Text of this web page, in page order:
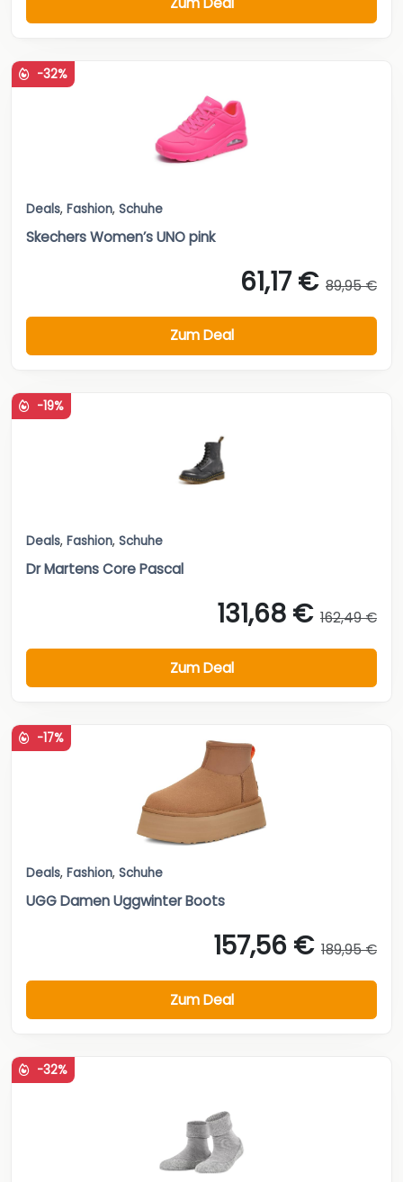
-32%
Deals, Fashion, Schuhe
Skechers Women’s UNO pink
61,17 € 89,95 €
Zum Deal
-19%
Deals, Fashion, Schuhe
Dr Martens Core Pascal
131,68 € 162,49 €
Zum Deal
-17%
Deals, Fashion, Schuhe
UGG Damen Uggwinter Boots
157,56 € 189,95 €
Zum Deal
-32%